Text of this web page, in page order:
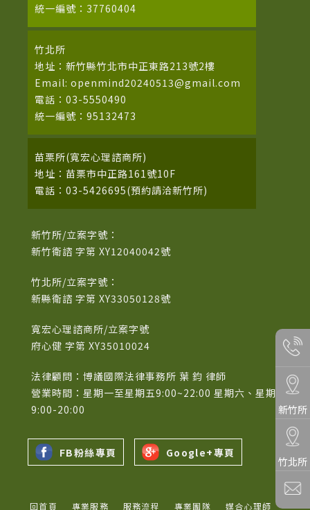
統一編號：37760404
竹北所
地址：新竹縣竹北市中正東路213號2樓
Email: openmind20240513@gmail.com
電話：03-5550490
統一編號：95132473
苗栗所(寬宏心理諮商所)
地址：苗栗市中正路161號10F
電話：03-5426695(預約請洽新竹所)
新竹所/立案字號：
新竹衛諮 字第 XY12040042號
竹北所/立案字號：
新縣衛諮 字第 XY33050128號
寬宏心理諮商所/立案字號
府心健 字第 XY35010024
法律顧問：博議國際法律事務所 葉 鈞 律師
營業時間：星期一至星期五9:00~22:00 星期六、星期日
9:00-20:00
FB粉絲專頁 Google+專頁
回首頁 專業服務 服務流程 專業團隊 媒合心理師
新竹所
竹北所